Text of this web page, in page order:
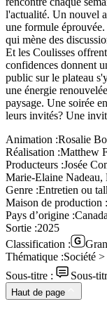
l'actualité. Un nouvel
une formule
qui mène des
Et les Coulisses
confidences donnent
public sur le plateau
une énergie
paysage. Une soirée
leurs invités? Une
Animation :Rosalie
Réalisation :Matthew
Producteurs :Josée
Marie-Elaine Nadeau,
Genre :Entretien ou
Maison de production :
Pays d’origine :
Sortie :2025
Classification :
Thématique :Société
Sous-titre :
Sous-
Haut de page